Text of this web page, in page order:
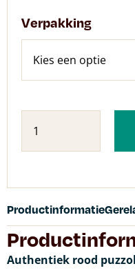
Verpakking
Productinformatie
Authentiek rood